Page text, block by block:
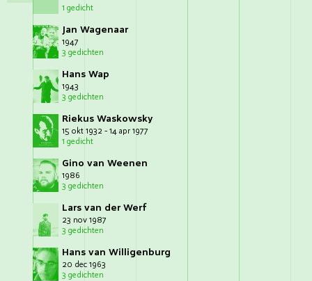
1 gedicht
Jan Wagenaar
1947
3 gedichten
Hans Wap
1943
3 gedichten
Riekus Waskowsky
15 okt 1932 - 14 apr 1977
1 gedicht
Gino van Weenen
1986
3 gedichten
Lars van der Werf
23 nov 1987
3 gedichten
Hans van Willigenburg
20 dec 1963
3 gedichten